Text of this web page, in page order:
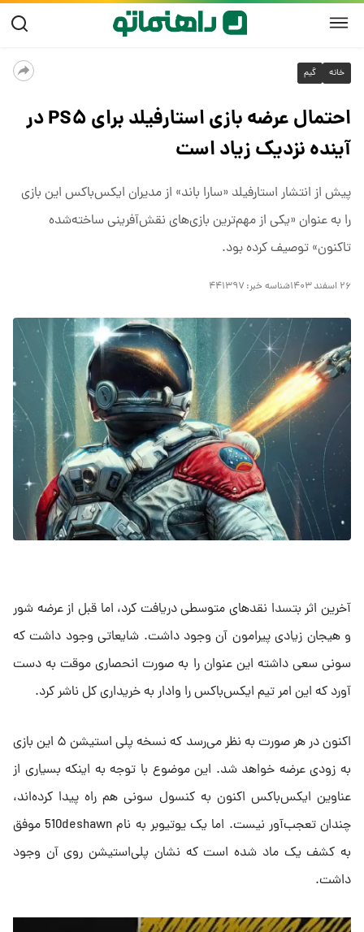
خانه گیم
احتمال عرضه بازی استارفیلد برای PS۵ در
آینده نزدیک زیاد است
پیش از انتشار استارفیلد «سارا باند» از مدیران ایکس‌باکس این بازی
را به عنوان «یکی از مهم‌ترین بازی‌های نقش‌آفرینی ساخته‌شده
تاکنون» توصیف کرده بود.
۲۶ اسفند ۱۴۰۳ شناسه خبر: ۴۴۱۳۹۷
آخرین اثر بتسدا نقدهای متوسطی دریافت کرد، اما قبل از عرضه شور
و هیجان زیادی پیرامون آن وجود داشت. شایعاتی وجود داشت که
سونی سعی داشته این عنوان را به صورت انحصاری موقت به دست
آورد که این امر تیم ایکس‌باکس را وادار به خریداری کل ناشر کرد.
اکنون در هر صورت به نظر می‌رسد که نسخه پلی استیشن ۵ این بازی
به زودی عرضه خواهد شد. این موضوع با توجه به اینکه بسیاری از
عناوین ایکس‌باکس اکنون به کنسول سونی هم راه پیدا کرده‌اند،
چندان تعجب‌آور نیست. اما یک یوتیوبر به نام 510deshawn موفق
به کشف یک ماد شده است که نشان پلی‌استیشن روی آن وجود
داشت.